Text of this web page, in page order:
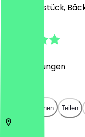
Café, Frühstück,
Bewertungen
In App öffnen Teilen